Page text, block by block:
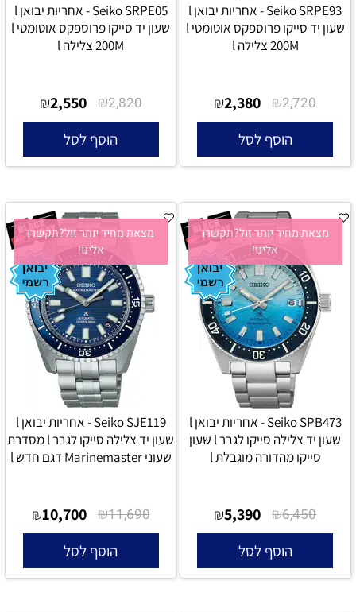
Seiko SRPE93 - אחריות יבואן l
שעון יד סייקו פרוספקס אוטומטי l
200M צלילה l
₪2,720
₪2,380
הוסף לסל
Seiko SRPE05 - אחריות יבואן l
שעון יד סייקו פרוספקס אוטומטי l
200M צלילה l
₪2,820
₪2,550
הוסף לסל
מצאת מחיר יותר זול?תקשרו
אלינו!
Seiko SPB473 - אחריות יבואן l
שעון יד צלילה סייקו לגבר l שעון
סייקו מהדורה מוגבלת l
₪6,450
₪5,390
הוסף לסל
מצאת מחיר יותר זול?תקשרו
אלינו!
Seiko SJE119 - אחריות יבואן l
שעון יד צלילה סייקו לגבר l מסדרת
שעוני Marinemaster דגם חדש l
₪11,690
₪10,700
הוסף לסל